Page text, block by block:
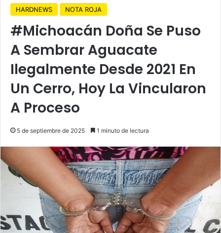
HARDNEWS NOTA ROJA
#Michoacán Doña Se Puso
A Sembrar Aguacate
Ilegalmente Desde 2021 En
Un Cerro, Hoy La Vincularon
A Proceso
5 de septiembre de 2025 1 minuto de lectura